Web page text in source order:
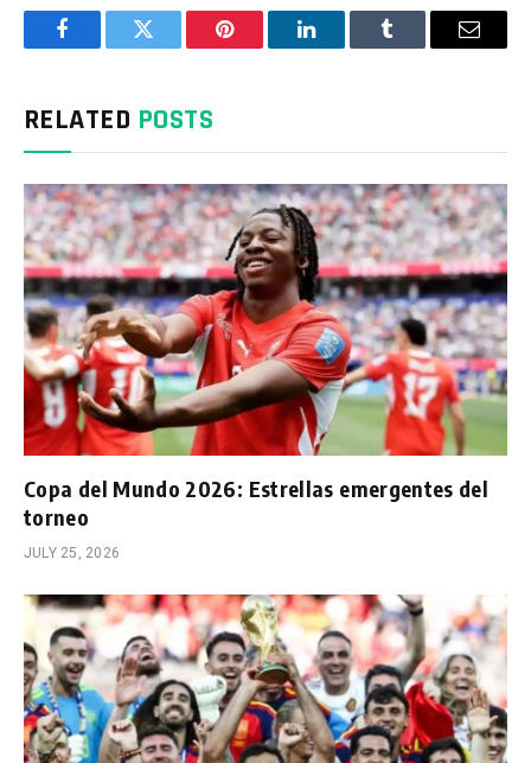
FacebookTwitter Pinterest LinkedInTumblr Email
RELATED POSTS
Copa del Mundo 2026: Estrellas emergentes del
torneo
JULY 25, 2026